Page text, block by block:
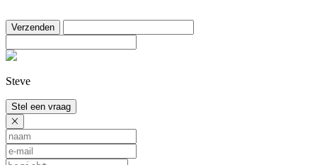
Verzenden
Steve
Stel een vraag